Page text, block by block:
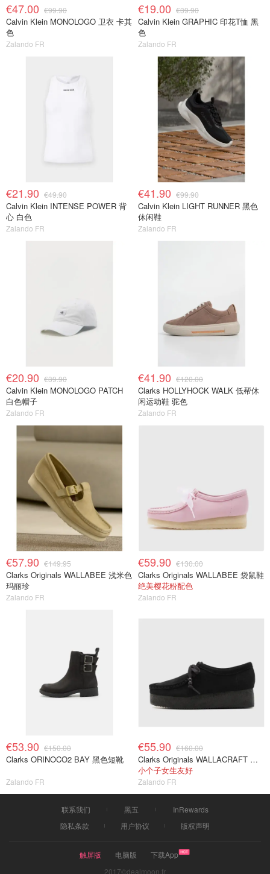
€47.00 €99.90
Calvin Klein MONOLOGO 卫衣 卡其
色
Zalando FR
€19.00 €39.90
Calvin Klein GRAPHIC 印花T恤 黑
色
Zalando FR
€21.90 €49.90
Calvin Klein INTENSE POWER 背
心 白色
Zalando FR
€41.90 €99.90
Calvin Klein LIGHT RUNNER 黑色
休闲鞋
Zalando FR
€20.90 €39.90
Calvin Klein MONOLOGO PATCH
白色帽子
Zalando FR
€41.90 €120.00
Clarks HOLLYHOCK WALK 低帮休
闲运动鞋 驼色
Zalando FR
€57.90 €149.95
Clarks Originals WALLABEE 浅米色
玛丽珍
Zalando FR
€59.90 €130.00
Clarks Originals WALLABEE 袋鼠鞋
绝美樱花粉配色
Zalando FR
€53.90 €150.00
Clarks ORINOCO2 BAY 黑色短靴
Zalando FR
€55.90 €160.00
Clarks Originals WALLACRAFT 休闲系带鞋 黑色
小个子女生友好
Zalando FR
联系我们 黑五
InRewards
隐私条款
用户协议 版权声明
触屏版 电脑版
下载App
2017©dealmoon.fr